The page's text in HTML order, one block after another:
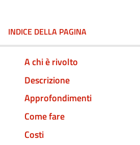
INDICE DELLA PAGINA
A chi è rivolto
Descrizione
Approfondimenti
Come fare
Costi